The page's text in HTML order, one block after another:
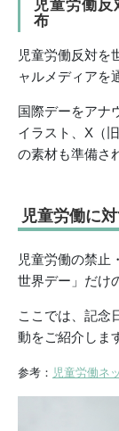
児童労働
布
児童労働反対を
ャルメディアを
国際デーをアナ
イラスト、X（
の素材も準備さ
児童労働に
児童労働の禁止
世界デー」だけ
ここでは、記念
動をご紹介しま
参考： 児童労働ネ